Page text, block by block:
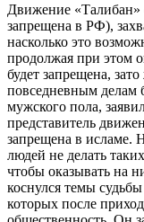
Движение «Талибан»
запрещена в РФ),
насколько это
продолжая при этом
будет запрещена,
повседневным делам
мужского пола,
представитель
запрещена в исламе.
людей не делать
чтобы оказывать на
коснулся темы
которых после